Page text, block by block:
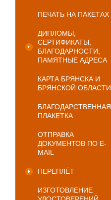
ПЕЧАТЬ НА ПАКЕТАХ
ДИПЛОМЫ,
СЕРТИФИКАТЫ,
БЛАГОДАРНОСТИ,
ПАМЯТНЫЕ АДРЕСА
КАРТА БРЯНСКА И
БРЯНСКОЙ ОБЛАСТИ
БЛАГОДАРСТВЕННАЯ
ПЛАКЕТКА
ОТПРАВКА
ДОКУМЕНТОВ ПО E-
MAIL
ПЕРЕПЛЁТ
ИЗГОТОВЛЕНИЕ